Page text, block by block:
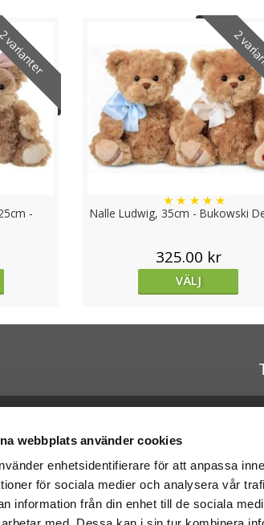
webbplats använder cookies
enhetsidentifierare för att anpassa
för sociala medier och analysera vår
information från din enhet till de sociala
-
2
Nalle Ludwig, 35cm - Bukowski
★ ★ ★ ★ ★
325.00 kr
VÄLJ
- GetaTeddy.dk
-Nalleriet.se
Betala dina
med: